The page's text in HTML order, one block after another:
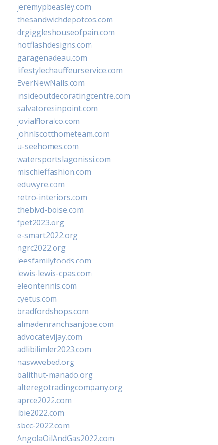
jeremypbeasley.com
thesandwichdepotcos.com
drgiggleshouseofpain.com
hotflashdesigns.com
garagenadeau.com
lifestylechauffeurservice.com
EverNewNails.com
insideoutdecoratingcentre.com
salvatoresinpoint.com
jovialfloralco.com
johnlscotthometeam.com
u-seehomes.com
watersportslagonissi.com
mischieffashion.com
eduwyre.com
retro-interiors.com
theblvd-boise.com
fpet2023.org
e-smart2022.org
ngrc2022.org
leesfamilyfoods.com
lewis-lewis-cpas.com
eleontennis.com
cyetus.com
bradfordshops.com
almadenranchsanjose.com
advocatevijay.com
adlibilimler2023.com
naswwebed.org
balithut-manado.org
alteregotradingcompany.org
aprce2022.com
ibie2022.com
sbcc-2022.com
AngolaOilAndGas2022.com